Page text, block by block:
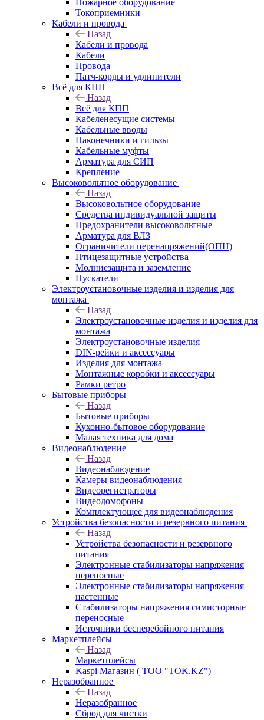
Пожарное оборудование
Токоприемники
Кабели и провода
Назад
Кабели и провода
Кабели
Провода
Патч-корды и удлинители
Всё для КПП
Назад
Всё для КПП
Кабеленесущие системы
Кабельные вводы
Наконечники и гильзы
Кабельные муфты
Арматура для СИП
Крепление
Высоковольтное оборудование
Назад
Высоковольтное оборудование
Средства индивидуальной защиты
Предохранители высоковольтные
Арматура для ВЛЗ
Ограничители перенапряжений(ОПН)
Птицезащитные устройства
Молниезащита и заземление
Пускатели
Электроустановочные изделия и изделия для
монтажа
Назад
Электроустановочные изделия и изделия для
монтажа
Электроустановочные изделия
DIN-рейки и аксессуары
Изделия для монтажа
Монтажные коробки и аксессуары
Рамки ретро
Бытовые приборы
Назад
Бытовые приборы
Кухонно-бытовое оборудование
Малая техника для дома
Видеонаблюдение
Назад
Видеонаблюдение
Камеры видеонаблюдения
Видеорегистраторы
Видеодомофоны
Комплектующее для видеонаблюдения
Устройства безопасности и резервного питания
Назад
Устройства безопасности и резервного
питания
Электронные стабилизаторы напряжения
переносные
Электронные стабилизаторы напряжения
настенные
Стабилизаторы напряжения симисторные
переносные
Источники бесперебойного питания
Маркетплейсы
Назад
Маркетплейсы
Kaspi Магазин ( ТОО "TOK.KZ")
Неразобранное
Назад
Неразобранное
Сброд для чистки